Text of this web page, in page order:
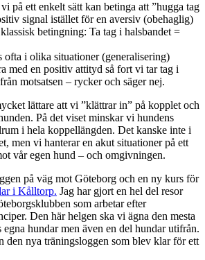
på ett enkelt sätt kan betinga att ”hugga tag
signal istället för en aversiv (obehaglig)
betingning: Ta tag i halsbandet =
ofta i olika situationer (generalisering)
med en positiv attityd så fort vi tar tag i
motsatsen – rycker och säger nej.
lättare att vi ”klättrar in” på kopplet och
På det viset minskar vi hundens
i hela koppellängden. Det kanske inte i
men vi hanterar en akut situationer på ett
vår egen hund – och omgivningen.
på väg mot Göteborg och en ny kurs för
i Kålltorp. Jag har gjort en hel del resor
som arbetar efter
Den här helgen ska vi ägna den mesta
egna hundar men även en del hundar utifrån.
den nya träningsloggen som blev klar för ett